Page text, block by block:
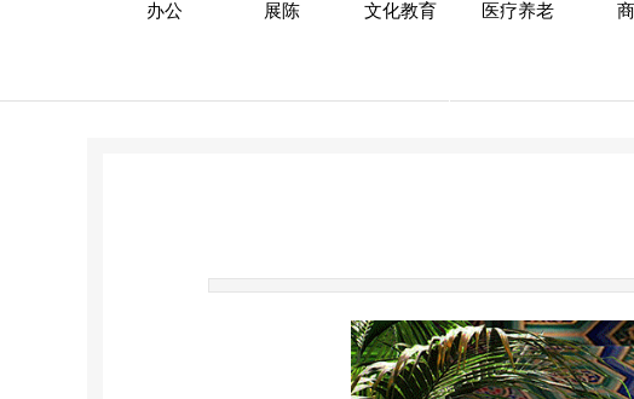
办公 展陈 文化教育 医疗养老